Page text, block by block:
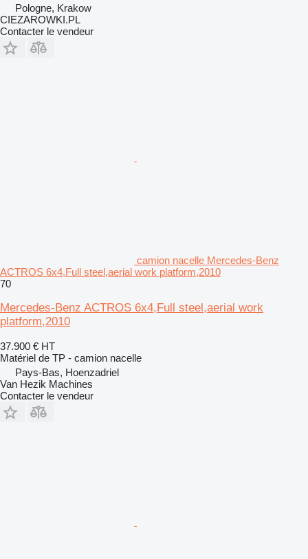
Pologne, Krakow
CIEZAROWKI.PL
Contacter le vendeur
camion nacelle Mercedes-Benz
ACTROS 6x4,Full steel,aerial work platform,2010
70
Mercedes-Benz ACTROS 6x4,Full steel,aerial work
platform,2010
37.900 € HT
Matériel de TP - camion nacelle
Pays-Bas, Hoenzadriel
Van Hezik Machines
Contacter le vendeur